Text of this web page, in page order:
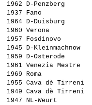
1962 D-Penzberg
1937 Fano
1964 D-Duisburg
1960 Verona
1957 Fosdinovo
1945 D-
1959 D-Osterode
1961 Venezia
1969 Roma
1955 Cava dè
1949 Cava dè
1947 NL-Weurt